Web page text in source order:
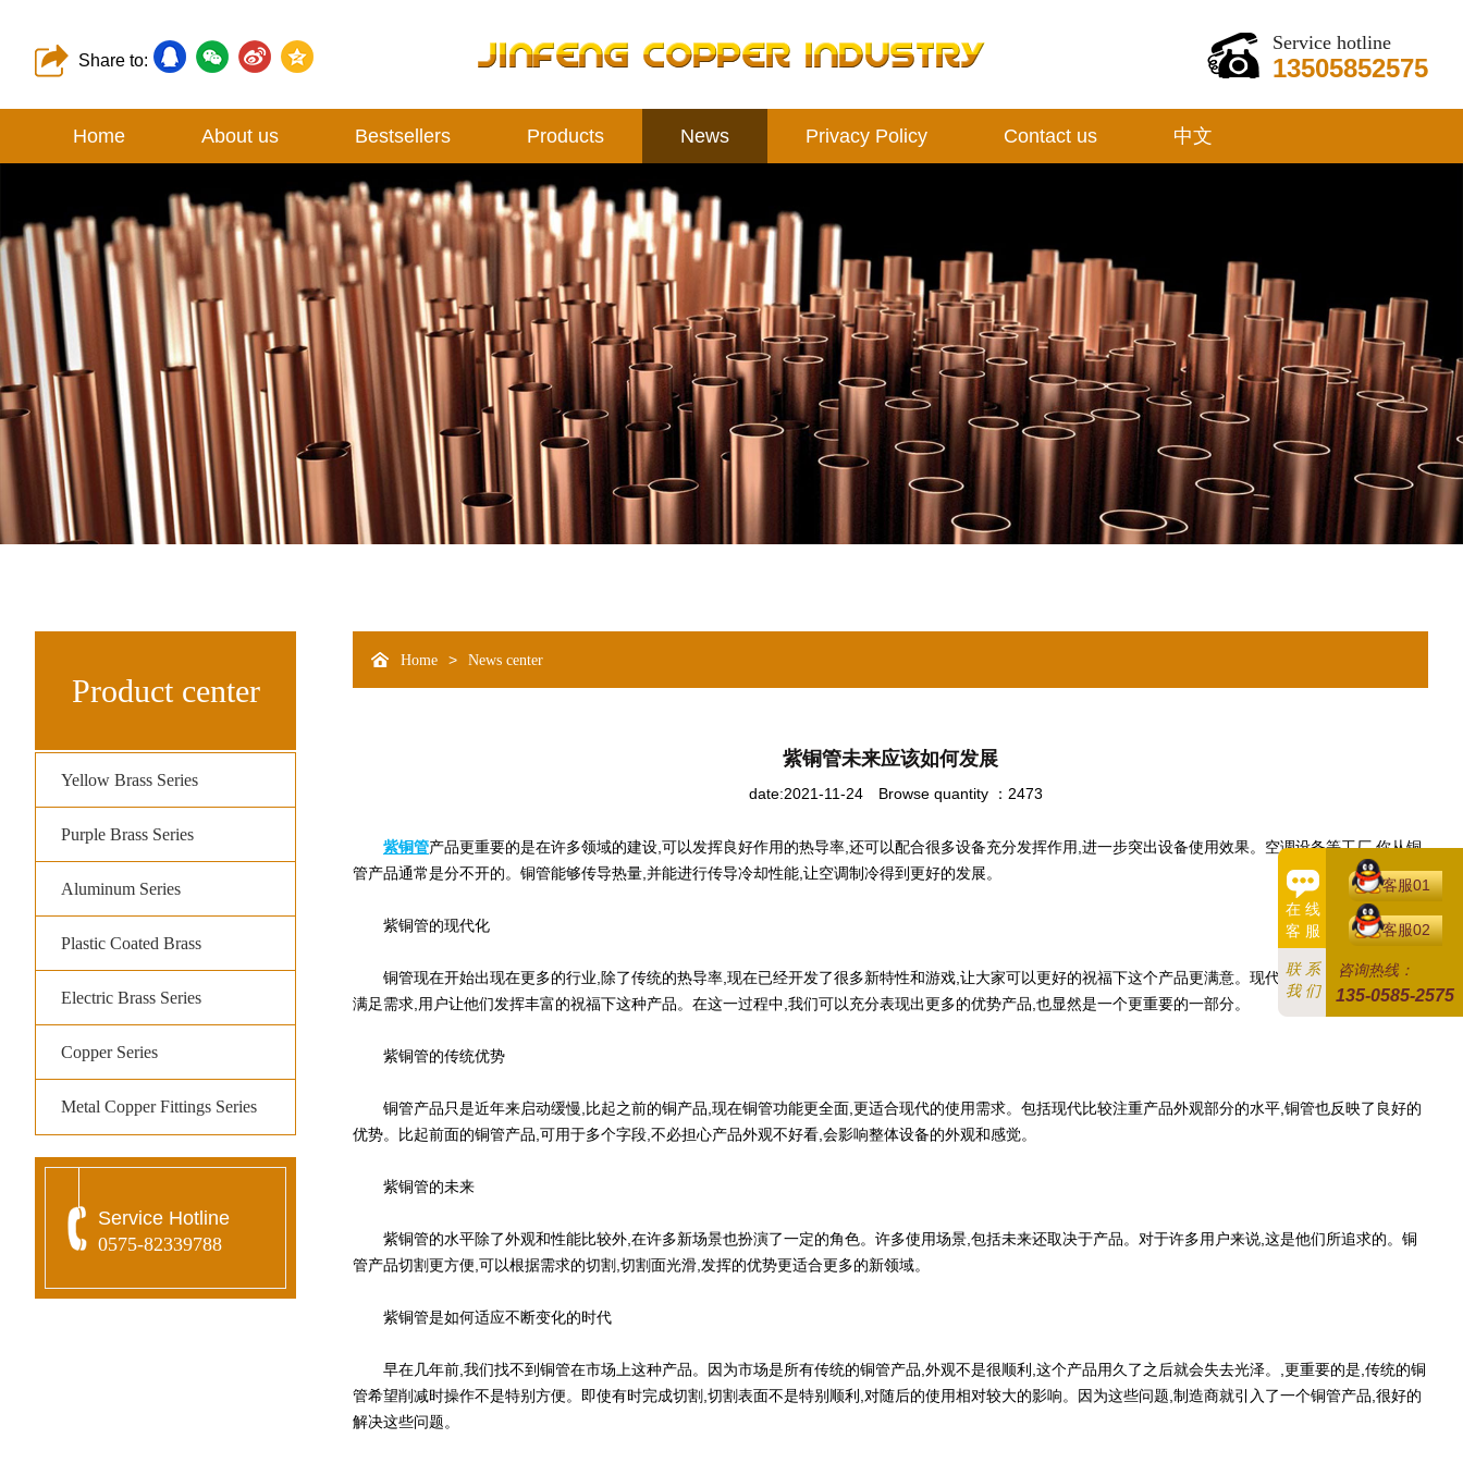
Share to:
Service hotline
13505852575
Home About us Bestsellers Products News Privacy Policy Contact us 中文
Product center
Yellow Brass Series
Purple Brass Series
Aluminum Series
Plastic Coated Brass
Electric Brass Series
Copper Series
Metal Copper Fittings Series
Service Hotline
0575-82339788
Home > News center
紫铜管未来应该如何发展
date:2021-11-24 Browse quantity ：2473
紫铜管产品更重要的是在许多领域的建设,可以发挥良好作用的热导率,还可以配合很多设备充分发挥作用,进一步突出设备使用效果。空调设备等工厂,你从铜
管产品通常是分不开的。铜管能够传导热量,并能进行传导冷却性能,让空调制冷得到更好的发展。
紫铜管的现代化
铜管现在开始出现在更多的行业,除了传统的热导率,现在已经开发了很多新特性和游戏,让大家可以更好的祝福下这个产品更满意。现代应用程序,可以更好地
满足需求,用户让他们发挥丰富的祝福下这种产品。在这一过程中,我们可以充分表现出更多的优势产品,也显然是一个更重要的一部分。
紫铜管的传统优势
铜管产品只是近年来启动缓慢,比起之前的铜产品,现在铜管功能更全面,更适合现代的使用需求。包括现代比较注重产品外观部分的水平,铜管也反映了良好的
优势。比起前面的铜管产品,可用于多个字段,不必担心产品外观不好看,会影响整体设备的外观和感觉。
紫铜管的未来
紫铜管的水平除了外观和性能比较外,在许多新场景也扮演了一定的角色。许多使用场景,包括未来还取决于产品。对于许多用户来说,这是他们所追求的。铜
管产品切割更方便,可以根据需求的切割,切割面光滑,发挥的优势更适合更多的新领域。
紫铜管是如何适应不断变化的时代
早在几年前,我们找不到铜管在市场上这种产品。因为市场是所有传统的铜管产品,外观不是很顺利,这个产品用久了之后就会失去光泽。,更重要的是,传统的铜
管希望削减时操作不是特别方便。即使有时完成切割,切割表面不是特别顺利,对随后的使用相对较大的影响。因为这些问题,制造商就引入了一个铜管产品,很好的
解决这些问题。
在 线
客 服
联 系
我 们
客服01
客服02
咨询热线：
135-0585-2575